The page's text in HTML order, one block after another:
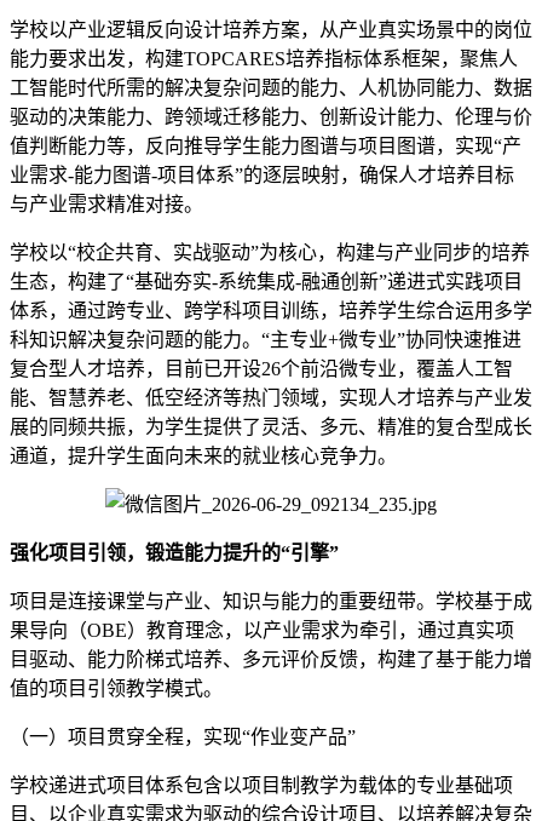
学校以产业逻辑反向设计培养方案，从产业真实场景中的岗位
能力要求出发，构建TOPCARES培养指标体系框架，聚焦人
工智能时代所需的解决复杂问题的能力、人机协同能力、数据
驱动的决策能力、跨领域迁移能力、创新设计能力、伦理与价
值判断能力等，反向推导学生能力图谱与项目图谱，实现“产
业需求-能力图谱-项目体系”的逐层映射，确保人才培养目标
与产业需求精准对接。
学校以“校企共育、实战驱动”为核心，构建与产业同步的培养
生态，构建了“基础夯实-系统集成-融通创新”递进式实践项目
体系，通过跨专业、跨学科项目训练，培养学生综合运用多学
科知识解决复杂问题的能力。“主专业+微专业”协同快速推进
复合型人才培养，目前已开设26个前沿微专业，覆盖人工智
能、智慧养老、低空经济等热门领域，实现人才培养与产业发
展的同频共振，为学生提供了灵活、多元、精准的复合型成长
通道，提升学生面向未来的就业核心竞争力。
强化项目引领，锻造能力提升的“引擎”
项目是连接课堂与产业、知识与能力的重要纽带。学校基于成
果导向（OBE）教育理念，以产业需求为牵引，通过真实项
目驱动、能力阶梯式培养、多元评价反馈，构建了基于能力增
值的项目引领教学模式。
（一）项目贯穿全程，实现“作业变产品”
学校递进式项目体系包含以项目制教学为载体的专业基础项
目、以企业真实需求为驱动的综合设计项目、以培养解决复杂